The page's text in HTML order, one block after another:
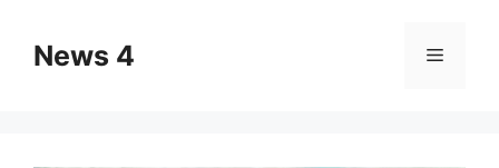
contentNews 4 Menu